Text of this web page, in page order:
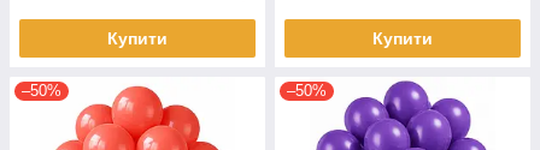
Купити Купити
–50% –50%